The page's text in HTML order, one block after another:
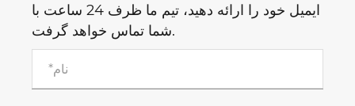
ایمیل خود را ارائه دهید، تیم ما ظرف 24 ساعت با
شما تماس خواهد گرفت.